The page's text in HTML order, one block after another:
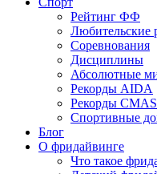
Рейтинг ФФ
Любительские
Соревнования
Дисциплины
Абсолютные
Рекорды AIDA
Рекорды CMAS
Спортивные
Блог
О фридайвинге
Что такое